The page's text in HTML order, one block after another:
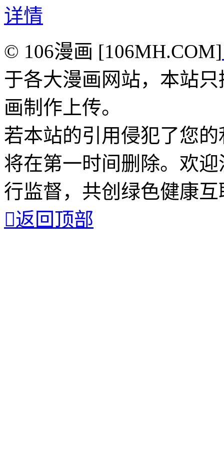
详情
© 106漫画 [106MH.COM]
于各大漫画网站，本站
画制作上传。
若本站的引用侵犯了您
将在第一时间删除。欢
行监督，共创绿色健康互
返回顶部